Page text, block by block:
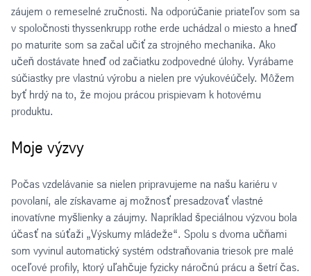
záujem o remeselné zručnosti. Na odporúčanie priateľov som sa
v spoločnosti thyssenkrupp rothe erde uchádzal o miesto a hneď
po maturite som sa začal učiť za strojného mechanika. Ako
učeň dostávate hneď od začiatku zodpovedné úlohy. Vyrábame
súčiastky pre vlastnú výrobu a nielen pre výukovéúčely. Môžem
byť hrdý na to, že mojou prácou prispievam k hotovému
produktu.
Moje výzvy
Počas vzdelávanie sa nielen pripravujeme na našu kariéru v
povolaní, ale získavame aj možnosť presadzovať vlastné
inovatívne myšlienky a záujmy. Napríklad špeciálnou výzvou bola
účasť na súťaži „Výskumy mládeže“. Spolu s dvoma učňami
som vyvinul automatický systém odstraňovania triesok pre malé
oceľové profily, ktorý uľahčuje fyzicky náročnú prácu a šetrí čas.